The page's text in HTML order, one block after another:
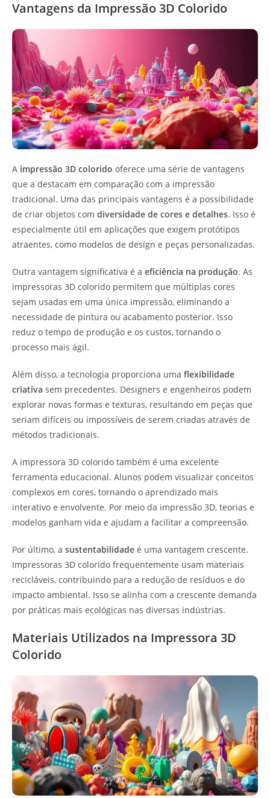
Vantagens da Impressão 3D Colorido
A impressão 3D colorido oferece uma série de vantagens
que a destacam em comparação com a impressão
tradicional. Uma das principais vantagens é a possibilidade
de criar objetos com diversidade de cores e detalhes. Isso é
especialmente útil em aplicações que exigem protótipos
atraentes, como modelos de design e peças personalizadas.
Outra vantagem significativa é a eficiência na produção. As
impressoras 3D colorido permitem que múltiplas cores
sejam usadas em uma única impressão, eliminando a
necessidade de pintura ou acabamento posterior. Isso
reduz o tempo de produção e os custos, tornando o
processo mais ágil.
Além disso, a tecnologia proporciona uma flexibilidade
criativa sem precedentes. Designers e engenheiros podem
explorar novas formas e texturas, resultando em peças que
seriam difíceis ou impossíveis de serem criadas através de
métodos tradicionais.
A impressora 3D colorido também é uma excelente
ferramenta educacional. Alunos podem visualizar conceitos
complexos em cores, tornando o aprendizado mais
interativo e envolvente. Por meio da impressão 3D, teorias e
modelos ganham vida e ajudam a facilitar a compreensão.
Por último, a sustentabilidade é uma vantagem crescente.
Impressoras 3D colorido frequentemente usam materiais
recicláveis, contribuindo para a redução de resíduos e do
impacto ambiental. Isso se alinha com a crescente demanda
por práticas mais ecológicas nas diversas indústrias.
Materiais Utilizados na Impressora 3D
Colorido